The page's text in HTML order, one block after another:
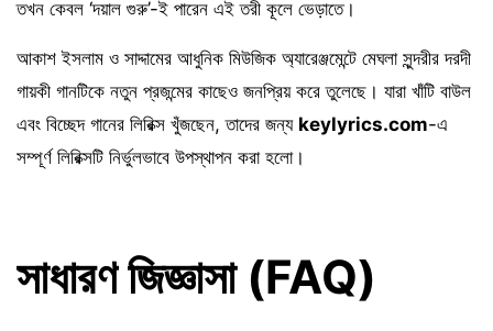
তখন কেবল ‘দয়াল গুরু’-ই পারেন এই তরী কূলে ভেড়াতে।
আকাশ ইসলাম ও সাদ্দামের আধুনিক মিউজিক অ্যারেঞ্জমেন্টে মেঘলা সুন্দরীর দরদী
গায়কী গানটিকে নতুন প্রজন্মের কাছেও জনপ্রিয় করে তুলেছে। যারা খাঁটি বাউল
এবং বিচ্ছেদ গানের লিরিক্স খুঁজছেন, তাদের জন্য keylyrics.com-এ
সম্পূর্ণ লিরিক্সটি নির্ভুলভাবে উপস্থাপন করা হলো।
সাধারণ জিজ্ঞাসা (FAQ)